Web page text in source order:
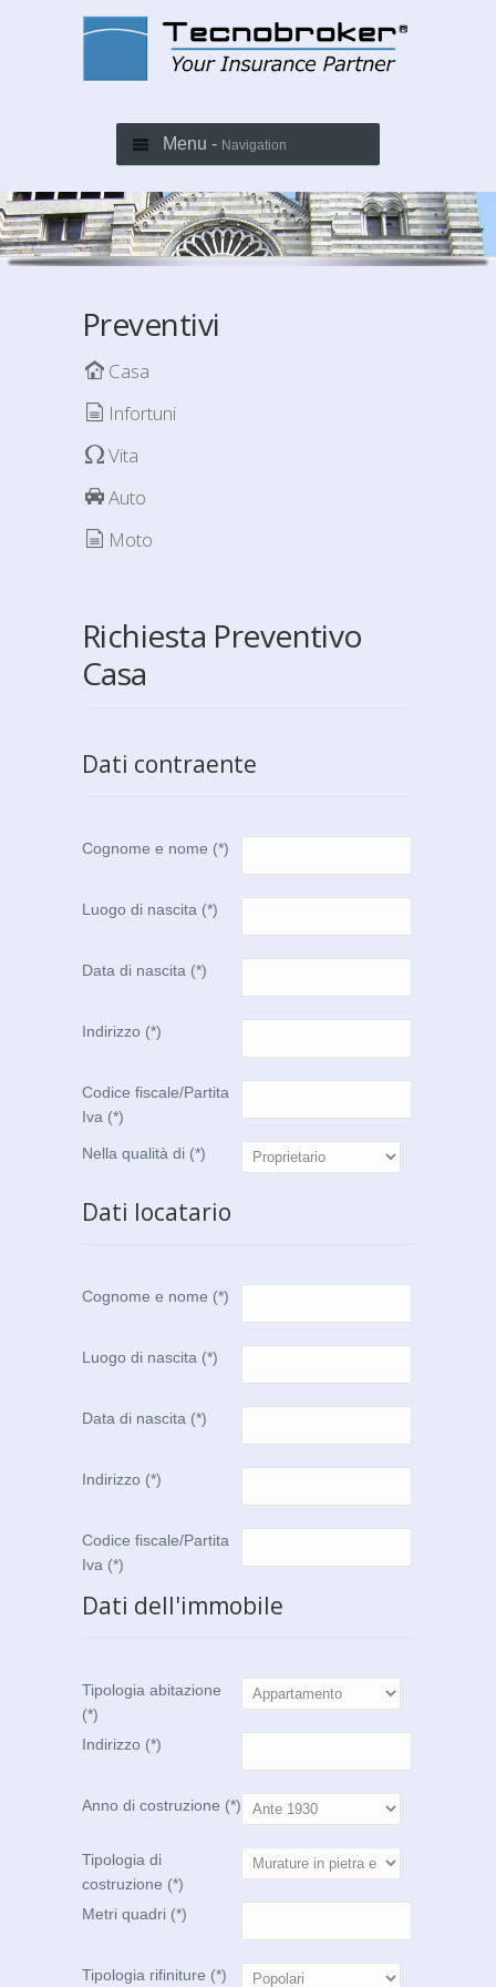
Menu - Navigation
Preventivi
Casa
Infortuni
Vita
Auto
Moto
Richiesta Preventivo
Casa
Dati contraente
Cognome e nome (*)
Luogo di nascita (*)
Data di nascita (*)
Indirizzo (*)
Codice fiscale/Partita
Iva (*)
Nella qualità di (*)
Dati locatario
Cognome e nome (*)
Luogo di nascita (*)
Data di nascita (*)
Indirizzo (*)
Codice fiscale/Partita
Iva (*)
Dati dell'immobile
Tipologia abitazione
(*)
Indirizzo (*)
Anno di costruzione (*)
Tipologia di
costruzione (*)
Metri quadri (*)
Tipologia rifiniture (*)